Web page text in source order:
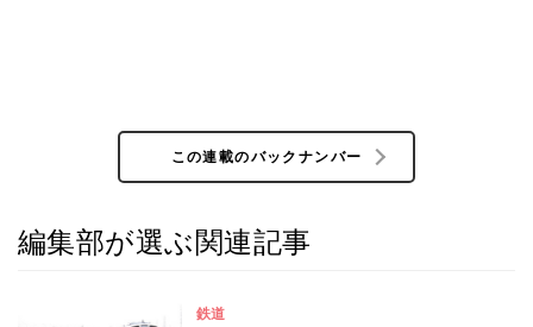
この連載のバックナンバー
編集部が選ぶ関連記事
鉄道